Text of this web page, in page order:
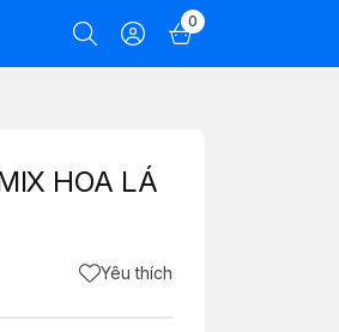
0
HOA LÁ
Yêu thích